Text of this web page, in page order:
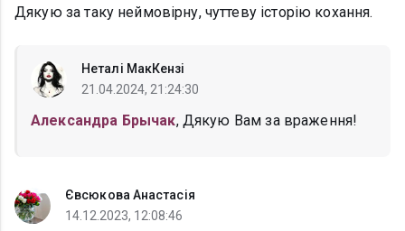
Дякую за таку неймовірну, чуттеву історію кохання.
Неталі МакКензі
21.04.2024, 21:24:30
Александра Брычак, Дякую Вам за враження!
Євсюкова Анастасія
14.12.2023, 12:08:46